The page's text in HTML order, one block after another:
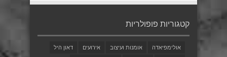
קטגוריות פופולריות
אולימפיאדה אומנות ועיצוב אירועים דאון היל